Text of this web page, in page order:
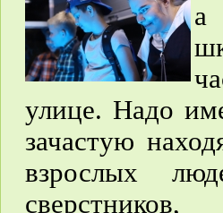
а
улице. Надо
зачастую
взрослых